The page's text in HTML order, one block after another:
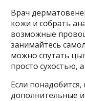
Врач
кожи и собрать
возможные
занимайтесь
можно спутать
просто сухостью,
Если
дополнительные